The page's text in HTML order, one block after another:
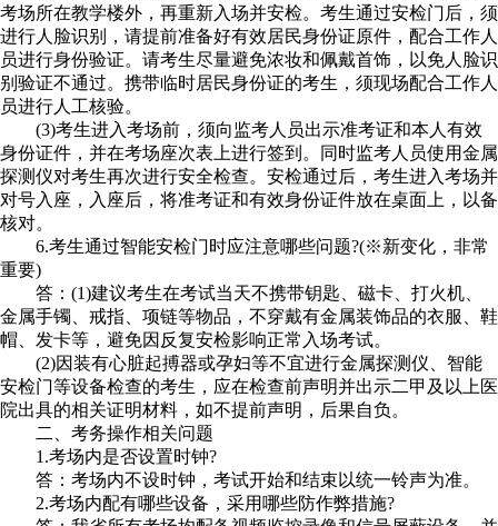
考场所在教学楼外，再重新入场并安检。考生通过安检门后，须
进行人脸识别，请提前准备好有效居民身份证原件，配合工作人
员进行身份验证。请考生尽量避免浓妆和佩戴首饰，以免人脸识
别验证不通过。携带临时居民身份证的考生，须现场配合工作人
员进行人工核验。
(3)考生进入考场前，须向监考人员出示准考证和本人有效
身份证件，并在考场座次表上进行签到。同时监考人员使用金属
探测仪对考生再次进行安全检查。安检通过后，考生进入考场并
对号入座，入座后，将准考证和有效身份证件放在桌面上，以备
核对。
6.考生通过智能安检门时应注意哪些问题?(※新变化，非常
重要)
答：(1)建议考生在考试当天不携带钥匙、磁卡、打火机、
金属手镯、戒指、项链等物品，不穿戴有金属装饰品的衣服、鞋
帽、发卡等，避免因反复安检影响正常入场考试。
(2)因装有心脏起搏器或孕妇等不宜进行金属探测仪、智能
安检门等设备检查的考生，应在检查前声明并出示二甲及以上医
院出具的相关证明材料，如不提前声明，后果自负。
二、考务操作相关问题
1.考场内是否设置时钟?
答：考场内不设时钟，考试开始和结束以统一铃声为准。
2.考场内配有哪些设备，采用哪些防作弊措施?